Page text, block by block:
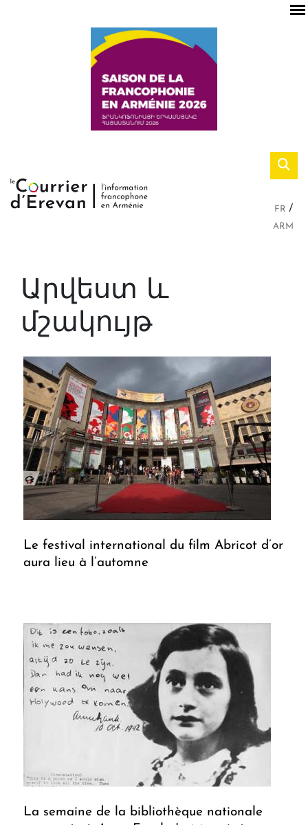
FR
ARM
Արվեստ և
մշակույթ
Le festival international du film Abricot d’or
aura lieu à l’automne
La semaine de la bibliothèque nationale